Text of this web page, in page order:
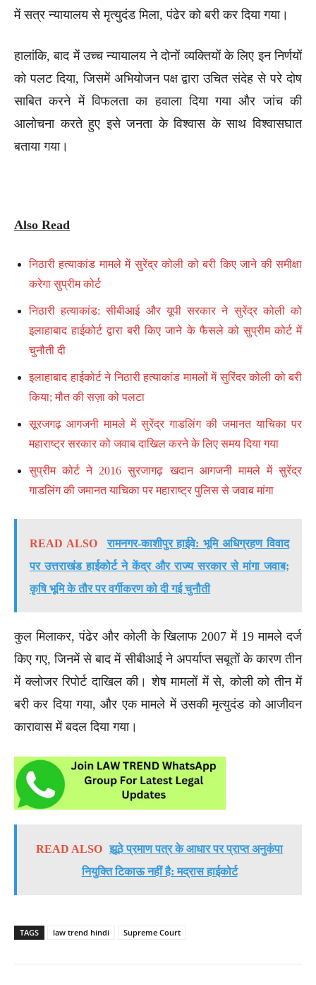
में सत्र न्यायालय से मृत्युदंड मिला, पंढेर को बरी कर दिया गया।
हालांकि, बाद में उच्च न्यायालय ने दोनों व्यक्तियों के लिए इन निर्णयों
को पलट दिया, जिसमें अभियोजन पक्ष द्वारा उचित संदेह से परे दोष
साबित करने में विफलता का हवाला दिया गया और जांच की
आलोचना करते हुए इसे जनता के विश्वास के साथ विश्वासघात
बताया गया।
Also Read
निठारी हत्याकांड मामले में सुरेंद्र कोली को बरी किए जाने की समीक्षा
करेगा सुप्रीम कोर्ट
निठारी हत्याकांड: सीबीआई और यूपी सरकार ने सुरेंद्र कोली को
इलाहाबाद हाईकोर्ट द्वारा बरी किए जाने के फैसले को सुप्रीम कोर्ट में
चुनौती दी
इलाहाबाद हाईकोर्ट ने निठारी हत्याकांड मामलों में सुरिंदर कोली को बरी
किया; मौत की सज़ा को पलटा
सूरजगढ़ आगजनी मामले में सुरेंद्र गाडलिंग की जमानत याचिका पर
महाराष्ट्र सरकार को जवाब दाखिल करने के लिए समय दिया गया
सुप्रीम कोर्ट ने 2016 सुरजागढ़ खदान आगजनी मामले में सुरेंद्र
गाडलिंग की जमानत याचिका पर महाराष्ट्र पुलिस से जवाब मांगा
READ ALSO
रामनगर-काशीपुर हाईवे: भूमि अधिग्रहण विवाद
पर उत्तराखंड हाईकोर्ट ने केंद्र और राज्य सरकार से मांगा जवाब;
कृषि भूमि के तौर पर वर्गीकरण को दी गई चुनौती
कुल मिलाकर, पंढेर और कोली के खिलाफ 2007 में 19 मामले दर्ज
किए गए, जिनमें से बाद में सीबीआई ने अपर्याप्त सबूतों के कारण तीन
में क्लोजर रिपोर्ट दाखिल की। ​​शेष मामलों में से, कोली को तीन में
बरी कर दिया गया, और एक मामले में उसकी मृत्युदंड को आजीवन
कारावास में बदल दिया गया।
READ ALSO झूठे प्रमाण पत्र के आधार पर प्राप्त अनुकंपा
नियुक्ति टिकाऊ नहीं है: मद्रास हाईकोर्ट
TAGS law trend hindi Supreme Court